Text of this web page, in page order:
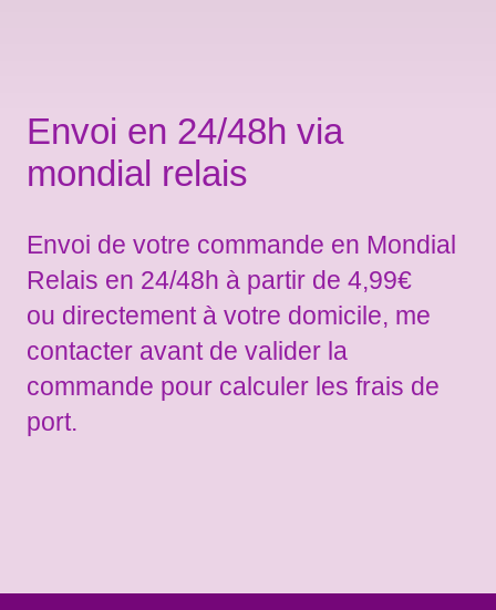
Envoi en 24/48h via
mondial relais
Envoi de votre commande en Mondial
Relais en 24/48h à partir de 4,99€
ou directement à votre domicile, me
contacter avant de valider la
commande pour calculer les frais de
port.